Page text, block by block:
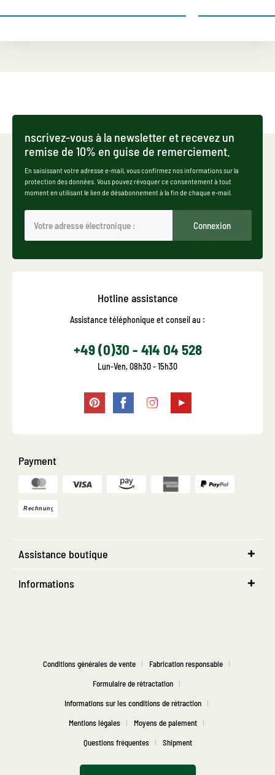
nscrivez-vous à la newsletter et recevez un
remise de 10% en guise de remerciement.
En saisissant votre adresse e-mail, vous confirmez nos informations sur la
protection des données. Vous pouvez révoquer ce consentement à tout
moment en utilisant le lien de désabonnement à la fin de chaque e-mail.
Connexion
Hotline assistance
Assistance téléphonique et conseil au :
+49 (0)30 - 414 04 528
Lun-Ven, 08h30 - 15h30
Payment
Assistance boutique
Informations
Conditions générales de vente
Fabrication responsable
Formulaire de rétractation
Informations sur les conditions de rétraction
Mentions légales
Moyens de paiement
Questions fréquentes
Shipment